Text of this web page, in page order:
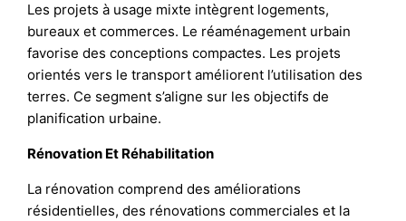
Les projets à usage mixte intègrent logements,
bureaux et commerces. Le réaménagement urbain
favorise des conceptions compactes. Les projets
orientés vers le transport améliorent l’utilisation des
terres. Ce segment s’aligne sur les objectifs de
planification urbaine.
Rénovation Et Réhabilitation
La rénovation comprend des améliorations
résidentielles, des rénovations commerciales et la